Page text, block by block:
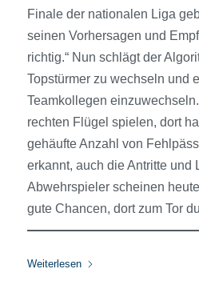
Finale der nationalen Liga
seinen Vorhersagen und
richtig.“ Nun schlägt der
Topstürmer zu wechseln und
Teamkollegen
rechten Flügel spielen, dort
gehäufte Anzahl von
erkannt, auch die Antritte und
Abwehrspieler scheinen
gute Chancen, dort zum Tor
Weiterlesen